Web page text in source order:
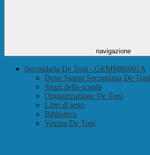
navigazione
Secondaria De Toni - GEMM86001A
Dove Siamo Secondaria De Toni
Spazi della scuola
Organizzazione De Toni
Libri di testo
Biblioteca
Vetrina De Toni